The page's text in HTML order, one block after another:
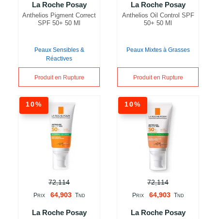
La Roche Posay
Anthelios Pigment Correct
SPF 50+ 50 Ml
Peaux Sensibles &
Réactives
Produit en Rupture
La Roche Posay
Anthelios Oil Control SPF
50+ 50 Ml
Peaux Mixtes à Grasses
Produit en Rupture
10%
72,114
PRIX 64,903 TND
La Roche Posay
10%
72,114
PRIX 64,903 TND
La Roche Posay